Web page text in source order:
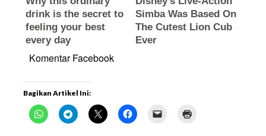
Komentar Facebook
Bagikan Artikel Ini: